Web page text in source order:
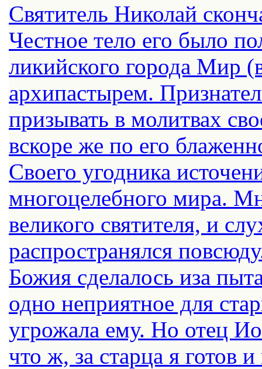
Святитель Николай
Честное тело его было
ликийского города Мир
архипастырем.
призывать в молитвах
вскоре же по его
Своего угодника
многоцелебного мира.
великого святителя, и
распространялся
Божия сделалось иза
одно неприятное для
угрожала ему. Но отец
что ж, за старца я готов